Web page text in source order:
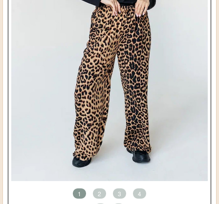
1 2 3 4